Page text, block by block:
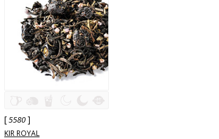
[5580]
KIR ROYAL